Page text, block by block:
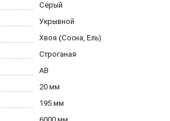
Серый
Укрывной
Хвоя (Сосна, Ель)
Строганая
AB
20 мм
195 мм